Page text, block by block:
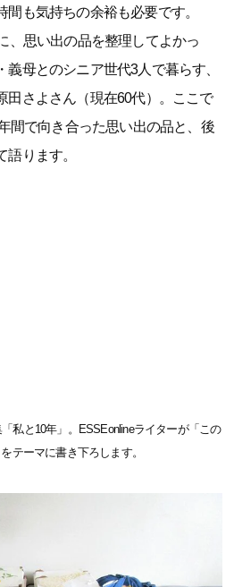
も気持ちの余裕も必要です。
、思い出の品を整理してよかっ
母とのシニア世代3人で暮らす、
田さよさん（現在60代）。ここで
間で向き合った思い出の品と、後
ります。
私と10年」。ESSEonlineライターが「この
テーマに書き下ろします。